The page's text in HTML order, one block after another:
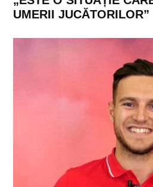
UMERII JUCĂTORILOR”